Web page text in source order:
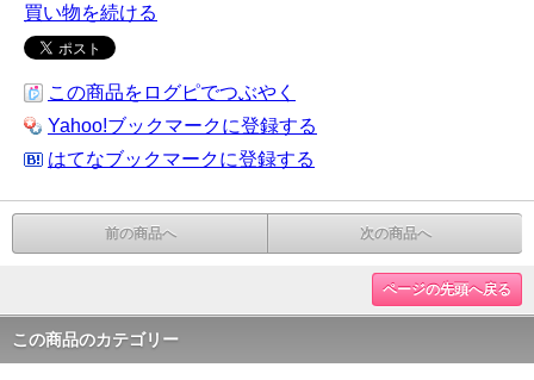
買い物を続ける
この商品をログピでつぶやく
Yahoo!ブックマークに登録する
はてなブックマークに登録する
前の商品へ 次の商品へ
ページの先頭へ戻る
この商品のカテゴリー